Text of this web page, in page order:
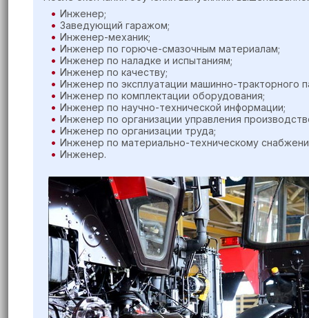
Инженер;
Заведующий гаражом;
Инженер-механик;
Инженер по горюче-смазочным материалам;
Инженер по наладке и испытаниям;
Инженер по качеству;
Инженер по эксплуатации машинно-тракторного
Инженер по комплектации оборудования;
Инженер по научно-технической информации;
Инженер по организации управления
Инженер по организации труда;
Инженер по материально-техническому
Инженер.